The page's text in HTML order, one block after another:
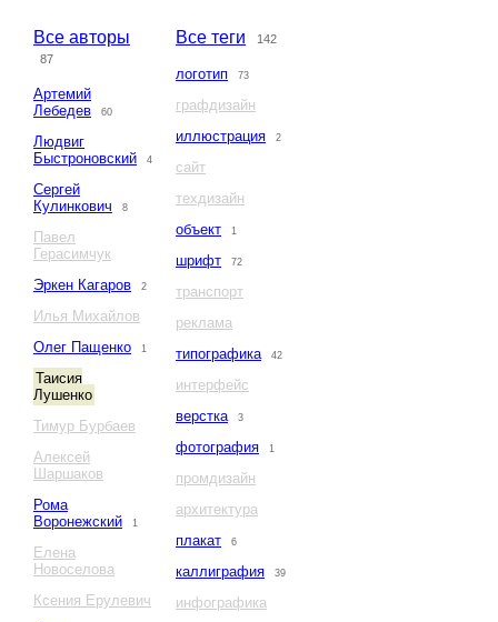
Все авторы
87
Артемий
Лебедев
60
Людвиг
Быстроновский
4
Сергей
Кулинкович
8
Павел
Герасимчук
Эркен Кагаров
2
Илья Михайлов
Олег Пащенко
1
Таисия
Лушенко
Тимур Бурбаев
Алексей
Шаршаков
Рома
Воронежский
1
Елена
Новоселова
Ксения Ерулевич
Все теги 142
логотип 73
графдизайн
иллюстрация
2
сайт
техдизайн
объект
1
шрифт 72
транспорт
реклама
типографика
42
интерфейс
верстка
3
фотография 1
промдизайн
архитектура
плакат
6
каллиграфия 39
инфографика